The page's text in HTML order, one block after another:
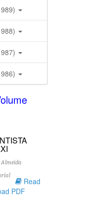
Read
PDF